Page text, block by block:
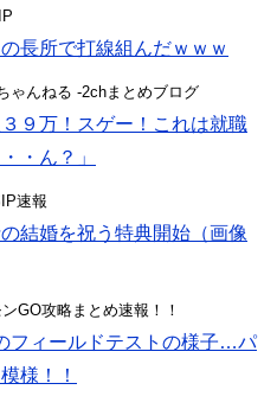
長所で打線組んだｗｗｗ
ゃんねる -2chまとめブログ
９万！スゲー！これは就職
・ん？」
速報
結婚を祝う特典開始（画像
GO攻略まとめ速報！！
フィールドテストの様子…パ
様！！